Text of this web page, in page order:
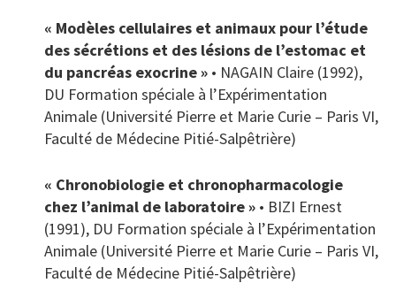
« Modèles cellulaires et animaux pour l’étude
des sécrétions et des lésions de l’estomac et
du pancréas exocrine » • NAGAIN Claire (1992),
DU Formation spéciale à l’Expérimentation
Animale (Université Pierre et Marie Curie – Paris VI,
Faculté de Médecine Pitié-Salpêtrière)
« Chronobiologie et chronopharmacologie
chez l’animal de laboratoire » • BIZI Ernest
(1991), DU Formation spéciale à l’Expérimentation
Animale (Université Pierre et Marie Curie – Paris VI,
Faculté de Médecine Pitié-Salpêtrière)